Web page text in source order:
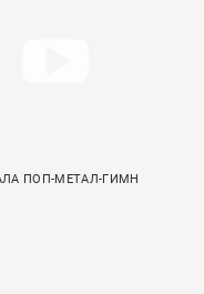
ПОП-МЕТАЛ-ГИМН